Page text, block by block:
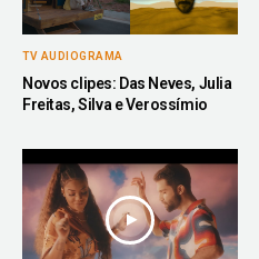
TV AUDIOGRAMA
Novos clipes: Das Neves, Julia
Freitas, Silva e Verossímio